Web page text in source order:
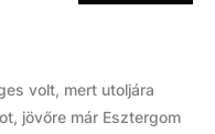
volt, mert utoljára
jövőre már Esztergom